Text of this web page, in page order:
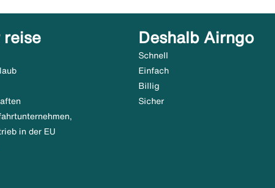
reise
in der EU
Deshalb Airngo
Schnell
Einfach
Billig
Sicher